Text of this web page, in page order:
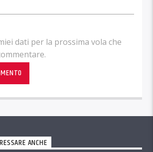
dati per la prossima vola che
ANCHE